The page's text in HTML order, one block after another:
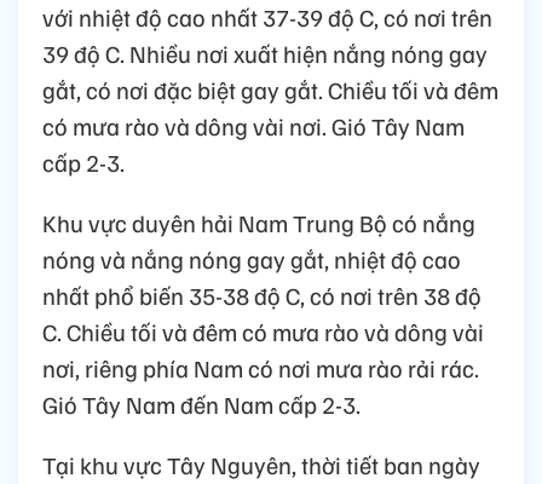
với nhiệt độ cao nhất 37-39 độ C, có nơi trên
39 độ C. Nhiều nơi xuất hiện nắng nóng gay
gắt, có nơi đặc biệt gay gắt. Chiều tối và đêm
có mưa rào và dông vài nơi. Gió Tây Nam
cấp 2-3.
Khu vực duyên hải Nam Trung Bộ có nắng
nóng và nắng nóng gay gắt, nhiệt độ cao
nhất phổ biến 35-38 độ C, có nơi trên 38 độ
C. Chiều tối và đêm có mưa rào và dông vài
nơi, riêng phía Nam có nơi mưa rào rải rác.
Gió Tây Nam đến Nam cấp 2-3.
Tại khu vực Tây Nguyên, thời tiết ban ngày